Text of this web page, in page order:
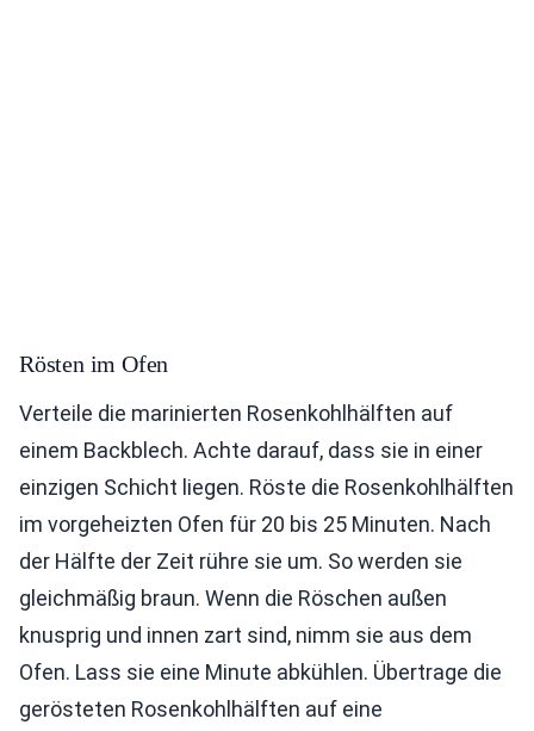
Rösten im Ofen
Verteile die marinierten Rosenkohlhälften auf
einem Backblech. Achte darauf, dass sie in einer
einzigen Schicht liegen. Röste die Rosenkohlhälften
im vorgeheizten Ofen für 20 bis 25 Minuten. Nach
der Hälfte der Zeit rühre sie um. So werden sie
gleichmäßig braun. Wenn die Röschen außen
knusprig und innen zart sind, nimm sie aus dem
Ofen. Lass sie eine Minute abkühlen. Übertrage die
gerösteten Rosenkohlhälften auf eine